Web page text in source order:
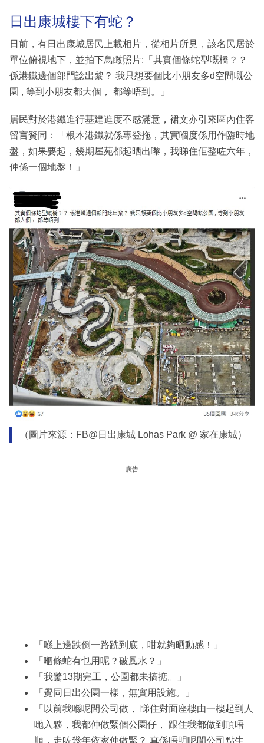
日出康城樓下有蛇？
日前，有日出康城居民上載相片，從相片所見，該名民居於
單位俯視地下，並拍下鳥瞰照片:「其實個條蛇型嘅橋？？
係港鐵邊個部門諗出黎？ 我只想要個比小朋友多d空間嘅公
園 , 等到小朋友都大個， 都等唔到。」
居民對於港鐵進行基建進度不感滿意，裙文亦引來區內住客
留言贊同：「根本港鐵就係專登拖，其實嗰度係用作臨時地
盤，如果要起，幾期屋苑都起晒出嚟，我睇住佢整咗六年，
仲係一個地盤！」
（圖片來源：FB@日出康城 Lohas Park @ 家在康城）
廣告
「喺上邊跌倒一路跣到底，咁就夠晒動感！」
「嗰條蛇有乜用呢？破風水？」
「我驚13期完工，公園都未搞掂。」
「覺同日出公園一樣，無實用設施。」
「以前我喺呢間公司做， 睇住對面座樓由一樓起到人
哋入夥，我都仲做緊個公園仔， 跟住我都做到頂唔
順，走咗幾年依家仲做緊？ 真係唔明呢間公司點生